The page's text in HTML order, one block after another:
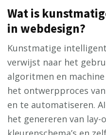
Wat is
in webdesign?
Kunstmatige
verwijst naar het
algoritmen en
het ontwerpproces
en te automatiseren.
het genereren van lay-